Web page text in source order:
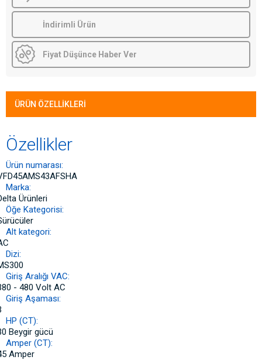
İndirimli Ürün
Fiyat Düşünce Haber Ver
ÜRÜN ÖZELLIKLERI
Özellikler
Ürün numarası:
Marka:
Ürünleri
Öğe Kategorisi:
Alt kategori:
Dizi:
Giriş Aralığı VAC:
- 480 Volt AC
Giriş Aşaması:
HP (CT):
Beygir gücü
Amper (CT):
Amper